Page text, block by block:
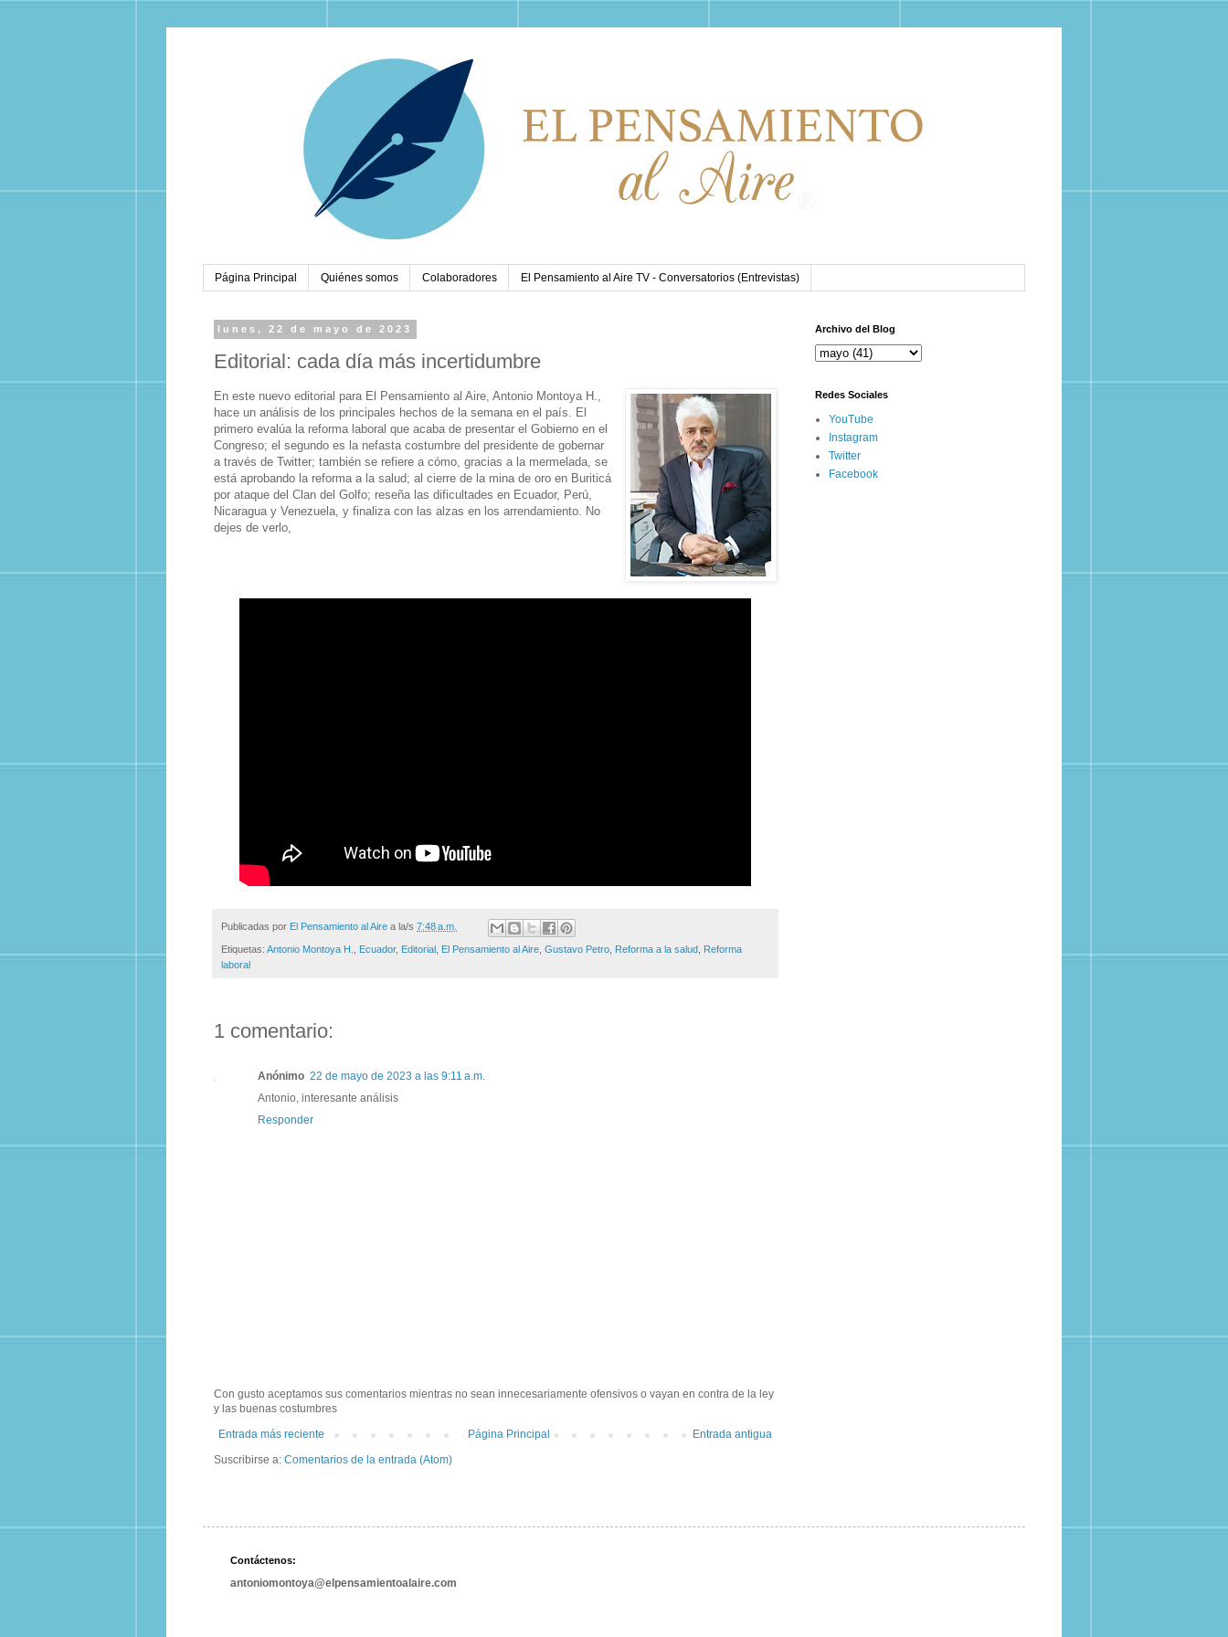
Página Principal Quiénes somos Colaboradores El Pensamiento al Aire TV - Conversatorios (Entrevistas)
lunes, 22 de mayo de 2023
Editorial: cada día más incertidumbre
En este nuevo editorial para El Pensamiento al Aire, Antonio Montoya H.,
hace un análisis de los principales hechos de la semana en el país. El
primero evalúa la reforma laboral que acaba de presentar el Gobierno en el
Congreso; el segundo es la nefasta costumbre del presidente de gobernar
a través de Twitter; también se refiere a cómo, gracias a la mermelada, se
está aprobando la reforma a la salud; al cierre de la mina de oro en Buriticá
por ataque del Clan del Golfo; reseña las dificultades en Ecuador, Perú,
Nicaragua y Venezuela, y finaliza con las alzas en los arrendamiento. No
dejes de verlo,
Publicadas por El Pensamiento al Aire a la/s 7:48 a.m.
Etiquetas: Antonio Montoya H. Ecuador, Editorial El Pensamiento al Aire Gustavo Petro Reforma a la salud Reforma
laboral
1 comentario:
Anónimo 22 de mayo de 2023 a las 9:11 a.m.
Antonio, interesante análisis
Responder
Con gusto aceptamos sus comentarios mientras no sean innecesariamente ofensivos o vayan en contra de la ley
y las buenas costumbres
Entrada más reciente
Entrada antigua
Página Principal
Suscribirse a: Comentarios de la entrada (Atom)
Archivo del Blog
Redes Sociales
YouTube
Instagram
Twitter
Facebook
Contáctenos:
antoniomontoya@elpensamientoalaire.com